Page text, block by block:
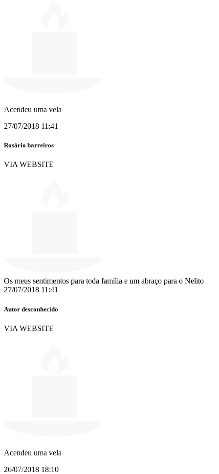
Acendeu uma vela
27/07/2018 11:41
Rosário barreiros
VIA WEBSITE
Os meus sentimentos para toda família e um abraço para o Nelito
27/07/2018 11:41
Autor desconhecido
VIA WEBSITE
Acendeu uma vela
26/07/2018 18:10